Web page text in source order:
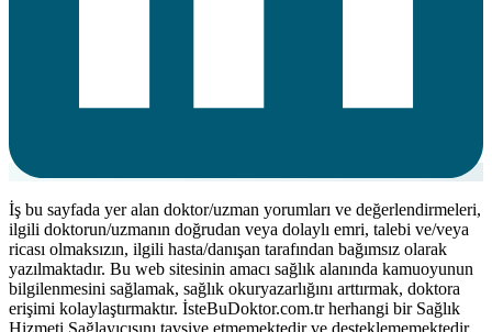
İş bu sayfada yer alan doktor/uzman yorumları ve değerlendirmeleri,
ilgili doktorun/uzmanın doğrudan veya dolaylı emri, talebi ve/veya
ricası olmaksızın, ilgili hasta/danışan tarafından bağımsız olarak
yazılmaktadır. Bu web sitesinin amacı sağlık alanında kamuoyunun
bilgilenmesini sağlamak, sağlık okuryazarlığını arttırmak, doktora
erişimi kolaylaştırmaktır. İsteBuDoktor.com.tr herhangi bir Sağlık
Hizmeti Sağlayıcısını tavsiye etmemektedir ve desteklememektedir.